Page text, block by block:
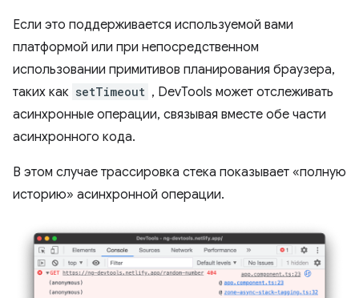
Если это поддерживается используемой вами
платформой или при непосредственном
использовании примитивов планирования браузера,
таких как setTimeout , DevTools может отслеживать
асинхронные операции, связывая вместе обе части
асинхронного кода.
В этом случае трассировка стека показывает «полную
историю» асинхронной операции.